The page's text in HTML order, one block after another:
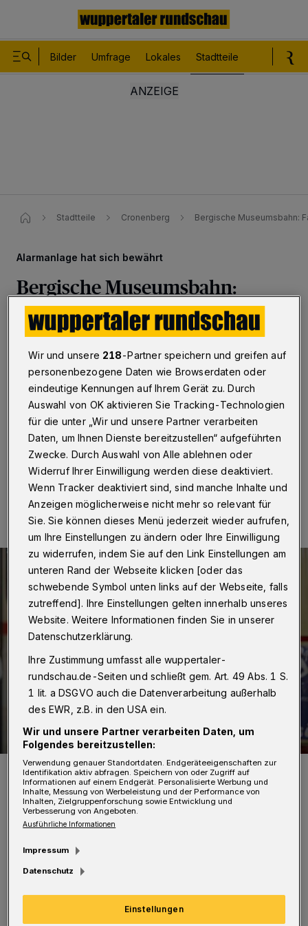
Bilder Umfrage Lokales Stadtteile
Stadtteile Cronenberg Bergische Museumsbahn:
Alarmanlage hat sich bewährt
Bergische Museumsbahn:
Fahrdraht-Diebe ermittelt
beiden Täter gefasst, die in der Nacht auf den 20.
September 2021 versucht hatten, auf einer Länge von
200 Metern Fahrdraht herunterzureißen und in kleine
Stücke zu schneiden. Das haben die Bergischen
Museumsbahnen (BMB) am Sonntag (21. November
2021) bekanntgegeben.
21.11.2021 , 17:39 Uhr Eine Minute Lesezeit
Die Wagenhalle der BMB in der Kohlfurth.
Foto: Christoph Petersen
D er Sachschaden lag im vierstelligen
Bereich. „Die zwei Personen sind den
Behörden namentlich bekannt, und es wird
Wir und unsere 218-Partner speichern und greifen auf
personenbezogene Daten wie Browserdaten oder
eindeutige Kennungen auf Ihrem Gerät zu. Durch
Auswahl von OK aktivieren Sie Tracking-Technologien
für die unter „Wir und unsere Partner verarbeiten
Daten, um Ihnen Dienste bereitzustellen“ aufgeführten
Zwecke. Durch Auswahl von Alle ablehnen oder
Widerruf Ihrer Einwilligung werden diese deaktiviert.
Wenn Tracker deaktiviert sind, sind manche Inhalte und
Anzeigen möglicherweise nicht mehr so relevant für
Sie. Sie können dieses Menü jederzeit wieder aufrufen,
um Ihre Einstellungen zu ändern oder Ihre Einwilligung
zu widerrufen, indem Sie auf den Link Einstellungen am
unteren Rand der Webseite klicken [oder das
schwebende Symbol unten links auf der Webseite, falls
zutreffend]. Ihre Einstellungen gelten innerhalb unseres
Website. Weitere Informationen finden Sie in unserer
Datenschutzerklärung.
Ihre Zustimmung umfasst alle wuppertaler-
rundschau.de-Seiten und schließt gem. Art. 49 Abs. 1 S.
1 lit. a DSGVO auch die Datenverarbeitung außerhalb
des EWR, z.B. in den USA ein.
Wir und unsere Partner verarbeiten Daten, um
Folgendes bereitzustellen:
Verwendung genauer Standortdaten. Endgeräteeigenschaften zur
Identifikation aktiv abfragen. Speichern von oder Zugriff auf
Informationen auf einem Endgerät. Personalisierte Werbung und
Inhalte, Messung von Werbeleistung und der Performance von
Inhalten, Zielgruppenforschung sowie Entwicklung und
Verbesserung von Angeboten.
Ausführliche Informationen
Impressum
Datenschutz
Einstellungen